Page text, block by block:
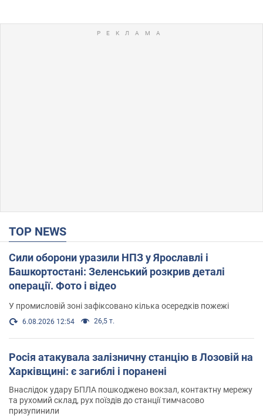
TOP NEWS
Сили оборони уразили НПЗ у Ярославлі і
Башкортостані: Зеленський розкрив деталі
операції. Фото і відео
У промисловій зоні зафіксовано кілька осередків пожежі
6.08.2026 12:54 26,5 т.
Росія атакувала залізничну станцію в Лозовій на
Харківщині: є загиблі і поранені
Внаслідок удару БПЛА пошкоджено вокзал, контактну мережу
та рухомий склад, рух поїздів до станції тимчасово
призупинили